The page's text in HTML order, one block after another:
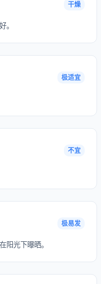
干燥
。
极适宜
不宜
极易发
阳光下曝晒。